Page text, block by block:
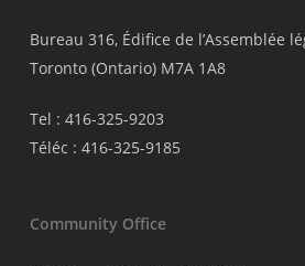
Bureau 316, Édifice de l’Assemblée
Toronto (Ontario) M7A 1A8
Tel : 416-325-9203
Téléc : 416-325-9185
Community Office